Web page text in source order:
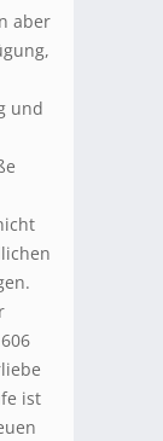
aber
und
ist